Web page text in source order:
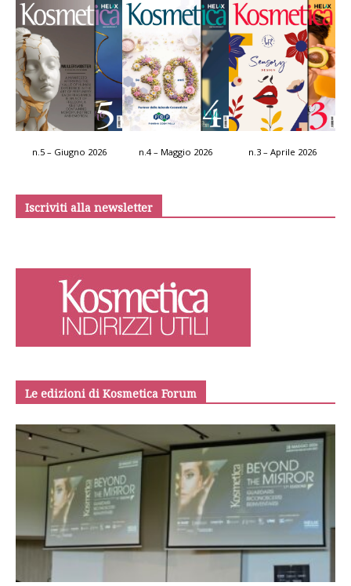
n.5 – Giugno 2026 n.4 – Maggio 2026 n.3 – Aprile 2026
Iscriviti alla newsletter
Le edizioni di Kosmetica Forum